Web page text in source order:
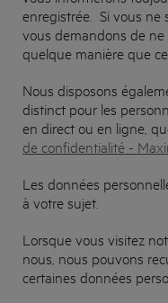
enregistrée. Si vous ne
vous demandons de
quelque manière que
Nous disposons
distinct pour les
en direct ou en ligne,
de confidentialité -
Les données
à votre sujet.
Lorsque vous visitez
nous, nous pouvons
certaines données